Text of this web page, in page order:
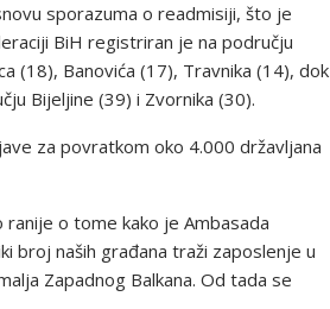
sporazuma o readmisiji, što je
BiH registriran je na području
(18), Banovića (17), Travnika (14), dok
Bijeljine (39) i Zvornika (30).
za povratkom oko 4.000 državljana
ranije o tome kako je Ambasada
broj naših građana traži zaposlenje u
Zapadnog Balkana. Od tada se